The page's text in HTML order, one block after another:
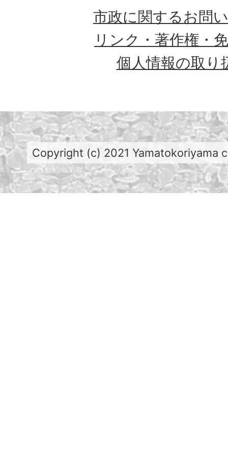
市政に関するお問
リンク・著作権・
個人情報の取り
Copyright (c) 2021 Yamatokoriyama